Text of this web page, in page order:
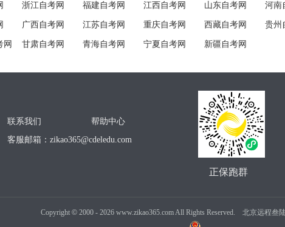
浙江自考网 福建自考网 江西自考网 山东自考网 河南
广西自考网 江苏自考网 重庆自考网 西藏自考网 贵州
网 甘肃自考网 青海自考网 宁夏自考网 新疆自考网
联系我们
帮助中心
客服邮箱： zikao365@cdeledu.com
正保跑群
Copyright ©2000 - 2026www.zikao365.com All Rights Reserved. 北京远程叁